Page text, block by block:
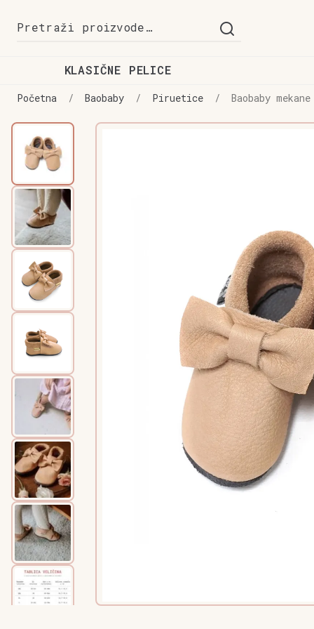
KLASIČNE PELICE
Pretraži:
na
do
Početna / Baobaby / Piruetice / Baobaby